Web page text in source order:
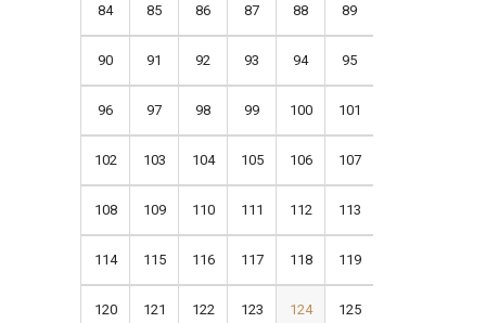
84 85 86 87 88 89
90 91 92 93 94 95
96 97 98 99 100 101
102 103 104 105 106 107
108 109 110 111 112 113
114 115 116 117 118 119
120 121 122 123 124 125